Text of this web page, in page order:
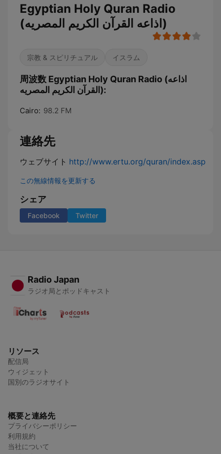
Egyptian Holy Quran Radio
(اذاعه القرآن الكريم المصريه)
宗教 & スピリチュアル イスラム
周波数 Egyptian Holy Quran Radio (اذاعه
القرآن الكريم المصريه):
Cairo: 98.2 FM
連絡先
ウェブサイト http://www.ertu.org/quran/index.asp
この無線情報を更新する
シェア
Facebook Twitter
Radio Japan
ラジオ局とポッドキャスト
リソース
配信局
ウィジェット
国別のラジオサイト
概要と連絡先
プライバシーポリシー
利用規約
当社について